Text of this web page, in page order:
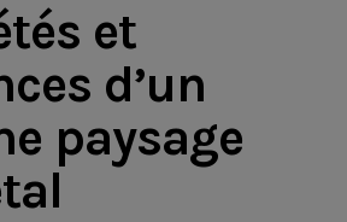
et
d’un
paysage